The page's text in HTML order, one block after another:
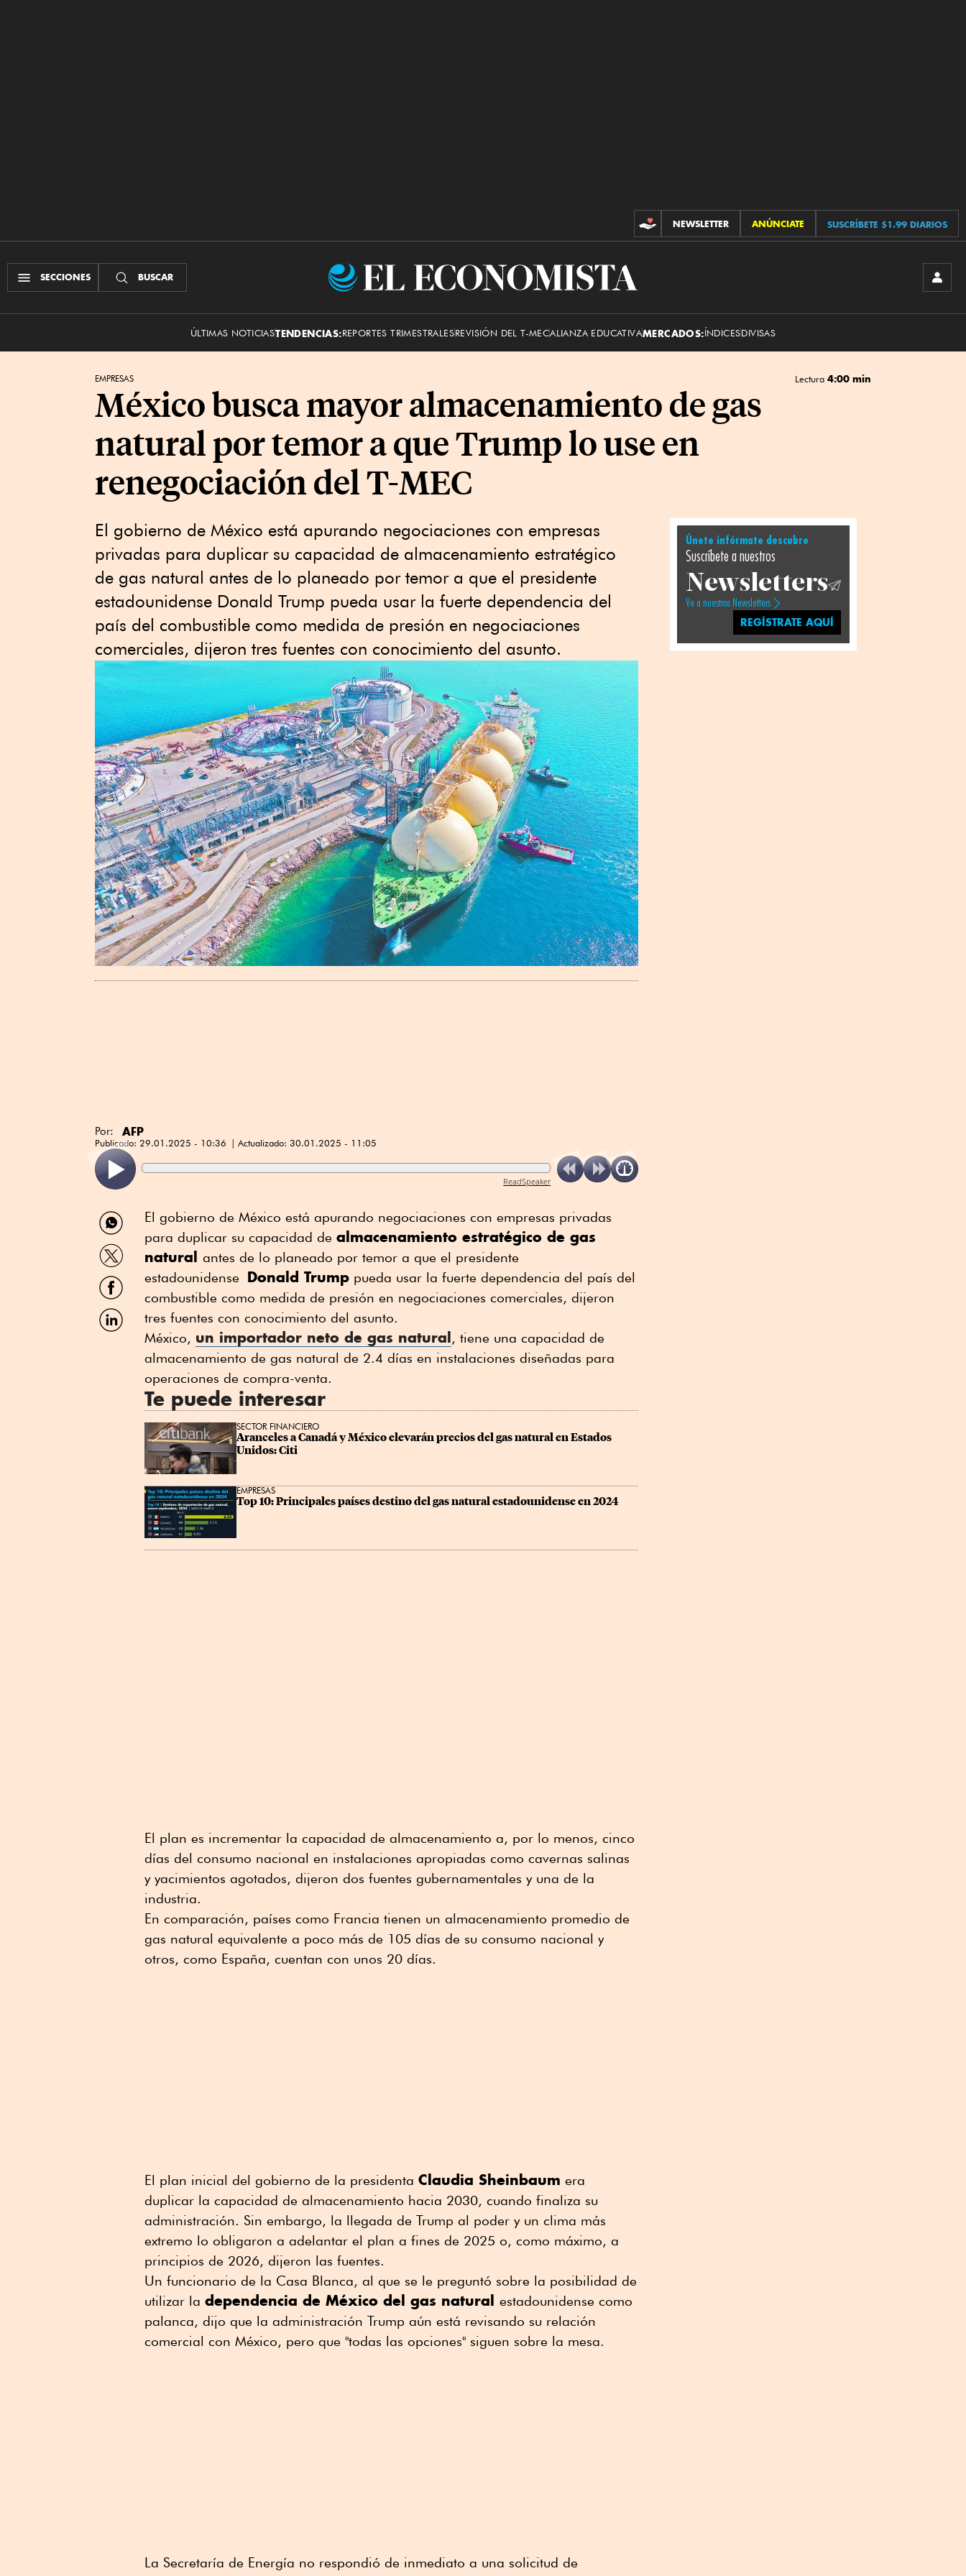
CONTRIBUCIONES
NEWSLETTER ANÚNCIATE SUSCRÍBETE $1.99 DIARIOS
SECCIONES BUSCAR
El
ÚLTIMAS NOTICIASTENDENCIAS:REPORTES TRIMESTRALESREVISIÓN DEL T-MECALIANZA EDUCATIVAMERCADOS:ÍNDICESDIVISAS
EMPRESAS Lectura 4:00 min
México busca mayor almacenamiento de gas
natural por temor a que Trump lo use en
renegociación del T-MEC
El gobierno de México está apurando negociaciones con empresas
privadas para duplicar su capacidad de almacenamiento estratégico
de gas natural antes de lo planeado por temor a que el presidente
estadounidense Donald Trump pueda usar la fuerte dependencia del
país del combustible como medida de presión en negociaciones
comerciales, dijeron tres fuentes con conocimiento del asunto.
Por: AFP
Publicado: 29.01.2025 - 10:36 Actualizado: 30.01.2025 - 11:05
ReadSpeaker
Compartir
por
WhatsApp
Compartir
por
Twitter
Compartir
por
Facebook
Compartir
por
El gobierno de México está apurando negociaciones con empresas privadas
para duplicar su capacidad de almacenamiento estratégico de gas
natural antes de lo planeado por temor a que el presidente
estadounidense Donald Trump pueda usar la fuerte dependencia del país del
combustible como medida de presión en negociaciones comerciales, dijeron
tres fuentes con conocimiento del asunto.
México, un importador neto de gas natural, tiene una capacidad de
almacenamiento de gas natural de 2.4 días en instalaciones diseñadas para
operaciones de compra-venta.
Te puede interesar
SECTOR FINANCIERO
Aranceles a Canadá y México elevarán precios del gas natural en Estados
Unidos: Citi
EMPRESAS
Top 10: Principales países destino del gas natural estadounidense en 2024
El plan es incrementar la capacidad de almacenamiento a, por lo menos, cinco
días del consumo nacional en instalaciones apropiadas como cavernas salinas
y yacimientos agotados, dijeron dos fuentes gubernamentales y una de la
industria.
En comparación, países como Francia tienen un almacenamiento promedio de
gas natural equivalente a poco más de 105 días de su consumo nacional y
otros, como España, cuentan con unos 20 días.
El plan inicial del gobierno de la presidenta Claudia Sheinbaum era
duplicar la capacidad de almacenamiento hacia 2030, cuando finaliza su
administración. Sin embargo, la llegada de Trump al poder y un clima más
extremo lo obligaron a adelantar el plan a fines de 2025 o, como máximo, a
principios de 2026, dijeron las fuentes.
Un funcionario de la Casa Blanca, al que se le preguntó sobre la posibilidad de
utilizar la dependencia de México del gas natural estadounidense como
palanca, dijo que la administración Trump aún está revisando su relación
comercial con México, pero que "todas las opciones" siguen sobre la mesa.
La Secretaría de Energía no respondió de inmediato a una solicitud de
Únete infórmate descubre
Suscríbete a nuestros
Newsletters
Ve a nuestros Newsletters
REGÍSTRATE AQUÍ